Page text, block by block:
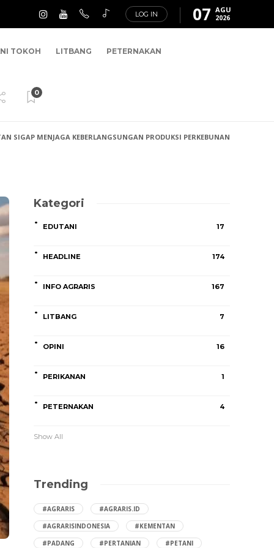
LOG IN 07 AGU
2026
TOKOH LITBANG PETERNAKAN
0
SIGAP MENJAGA KEBERLANGSUNGAN PRODUKSI PERKEBUNAN
Kategori
EDUTANI 17
HEADLINE 174
INFO AGRARIS 167
LITBANG 7
OPINI 16
PERIKANAN 1
PETERNAKAN 4
Show All
Trending
#AGRARIS
#AGRARIS.ID
#AGRARISINDONESIA
#KEMENTAN
#PADANG
#PERTANIAN
#PETANI